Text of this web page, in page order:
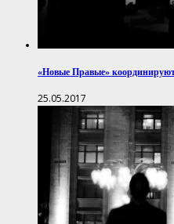
«Новые Правые»
25.05.2017